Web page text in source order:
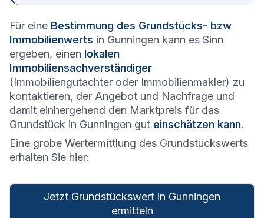
Für eine Bestimmung des Grundstücks- bzw
Immobilienwerts in Gunningen kann es Sinn
ergeben, einen lokalen
Immobiliensachverständiger
(Immobiliengutachter oder Immobilienmakler) zu
kontaktieren, der Angebot und Nachfrage und
damit einhergehend den Marktpreis für das
Grundstück in Gunningen gut einschätzen kann.
Eine grobe Wertermittlung des Grundstückswerts
erhalten Sie hier:
Jetzt Grundstückswert in Gunningen
ermitteln